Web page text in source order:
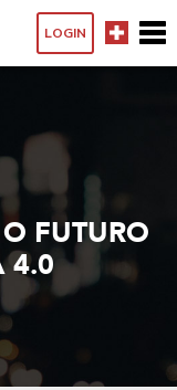
LOGIN
FUTURO
4.0